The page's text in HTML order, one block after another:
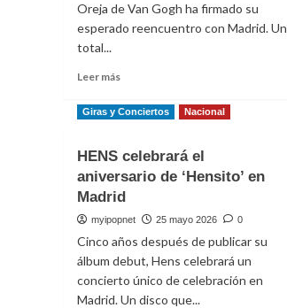
Oreja de Van Gogh ha firmado su
esperado reencuentro con Madrid. Un
total...
Leer más
sobre
de
Van
Gogh,
en
un
casete
Giras y Conciertos Nacional
HENS celebrará el
aniversario de ‘Hensito’ en
Madrid
myipopnet 25 mayo 2026 0
Cinco años después de publicar su
álbum debut, Hens celebrará un
concierto único de celebración en
Madrid. Un disco que...